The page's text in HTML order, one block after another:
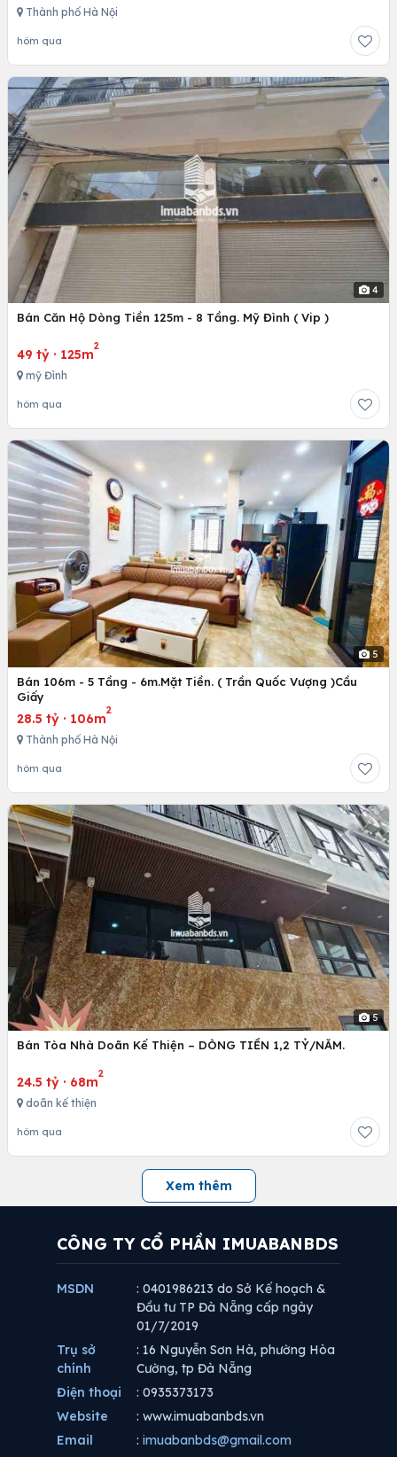
Thành phố Hà Nội
hôm qua
4
Bán Căn Hộ Dòng Tiền 125m - 8 Tầng. Mỹ Đình ( Vip )
49 tỷ · 125m
2
mỹ Đình
hôm qua
5
Bán 106m - 5 Tầng - 6m.Mặt Tiền. ( Trần Quốc Vượng )Cầu
Giấy
28.5 tỷ · 106m
2
Thành phố Hà Nội
hôm qua
5
Bán Tòa Nhà Doãn Kế Thiện – DÒNG TIỀN 1,2 TỶ/NĂM.
24.5 tỷ · 68m
2
doãn kế thiện
hôm qua
Xem thêm
CÔNG TY CỔ PHẦN IMUABANBDS
MSDN
: 0401986213 do Sở Kế hoạch &
Đầu tư TP Đà Nẵng cấp ngày
01/7/2019
Trụ sở
chính
: 16 Nguyễn Sơn Hà, phường Hòa
Cường, tp Đà Nẵng
Điện thoại
: 0935373173
Website
: www.imuabanbds.vn
Email
: imuabanbds@gmail.com